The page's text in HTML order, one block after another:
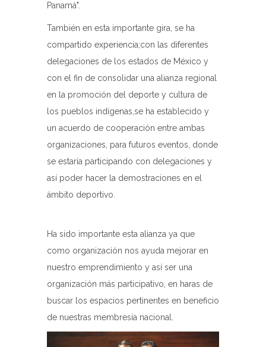
Panamá".
También en esta importante gira, se ha
compartido experiencia;con las diferentes
delegaciones de los estados de México y
con el fin de consolidar una alianza regional
en la promoción del deporte y cultura de
los pueblos indígenas,se ha establecido y
un acuerdo de cooperación entre ambas
organizaciones, para futuros eventos, donde
se estaría participando con delegaciones y
así poder hacer la demostraciones en el
ámbito deportivo.
Ha sido importante esta alianza ya que
como organización nos ayuda mejorar en
nuestro emprendimiento y así ser una
organización más participativo, en haras de
buscar los espacios pertinentes en beneficio
de nuestras membresía nacional.